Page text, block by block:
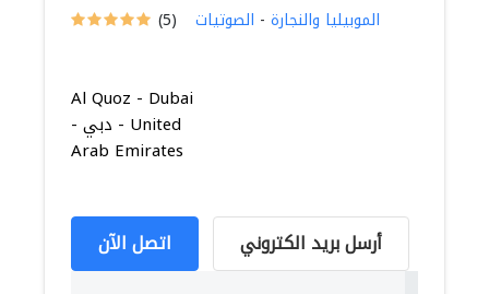
(5) الموبيليا والنجارة - الصوتيات
Al Quoz - Dubai
- دبي - United
Arab Emirates
اتصل الآن أرسل بريد الكتروني